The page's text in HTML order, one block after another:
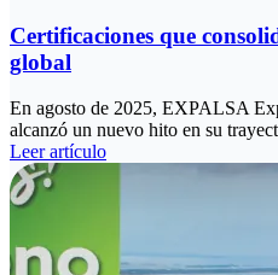
Certificaciones que
global
En agosto de 2025, EXPALSA
alcanzó un nuevo hito en su
Leer artículo